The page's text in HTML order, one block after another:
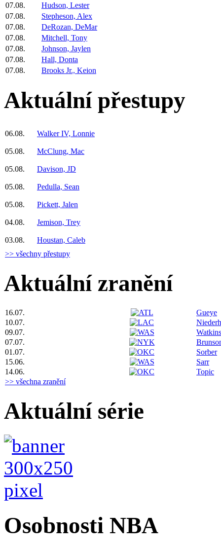
07.08.
Hudson, Lester
07.08.
Stepheson, Alex
07.08.
DeRozan, DeMar
07.08.
Mitchell, Tony
07.08.
Johnson, Jaylen
07.08.
Hall, Donta
07.08.
Brooks Jr., Keion
Aktuální přestupy
06.08. Walker IV, Lonnie
05.08. McClung, Mac
05.08. Davison, JD
05.08. Pedulla, Sean
05.08. Pickett, Jalen
04.08. Jemison, Trey
03.08.
Houstan, Caleb
>> všechny přestupy
Aktuální zranění
16.07.
Gueye
10.07.
09.07.
Watkins
07.07.
01.07.
Sorber
15.06.
Sarr
14.06.
Topic
>> všechna zranění
Aktuální série
Osobnosti NBA